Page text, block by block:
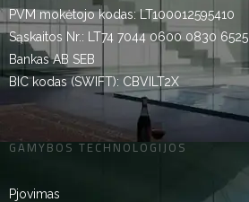
PVM mokėtojo kodas: LT100012595410
Sąskaitos Nr.: LT74 7044 0600 0830 6525
Bankas AB SEB
BIC kodas (SWIFT): CBVILT2X
GAMYBOS TECHNOLOGIJOS
Pjovimas